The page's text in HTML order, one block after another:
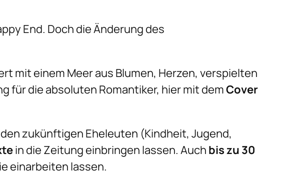
End. Doch die Änderung des
mit einem Meer aus Blumen, Herzen, verspielten
für die absoluten Romantiker, hier mit demCover
zukünftigen Eheleuten (Kindheit, Jugend,
in die Zeitung einbringen lassen. Auch bis zu 30
einarbeiten lassen.